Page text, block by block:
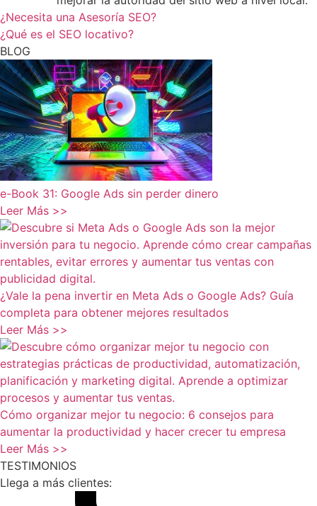
¿Necesita una Asesoría SEO?
¿Qué es el SEO locativo?
BLOG
e-Book 31: Google Ads sin perder dinero
Leer Más >>
¿Vale la pena invertir en Meta Ads o Google Ads? Guía
completa para obtener mejores resultados
Leer Más >>
Cómo organizar mejor tu negocio: 6 consejos para
aumentar la productividad y hacer crecer tu empresa
Leer Más >>
TESTIMONIOS
Llega a más clientes: